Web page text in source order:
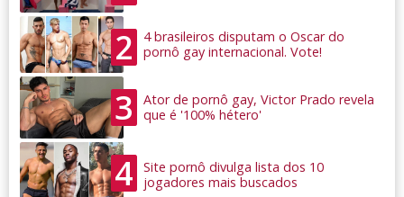
2
4 brasileiros disputam o Oscar do
pornô gay internacional. Vote!
3
Ator de pornô gay, Victor Prado revela
que é '100% hétero'
4
Site pornô divulga lista dos 10
jogadores mais buscados